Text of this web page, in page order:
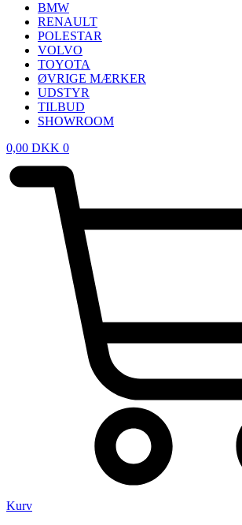
BMW
RENAULT
POLESTAR
VOLVO
TOYOTA
ØVRIGE MÆRKER
UDSTYR
TILBUD
SHOWROOM
0,00 DKK 0
Kurv